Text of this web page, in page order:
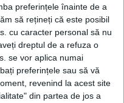
preferințele înainte de a
să rețineți că este posibil
cu caracter personal să nu
dreptul de a refuza o
se vor aplica numai
preferințele sau să vă
revenind la acest site
din partea de jos a